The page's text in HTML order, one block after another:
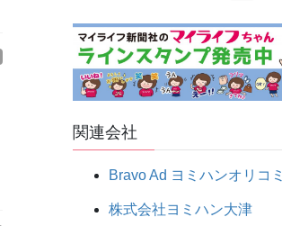
関連会社
Bravo Ad ヨミハンオリコミ
株式会社ヨミハン大津